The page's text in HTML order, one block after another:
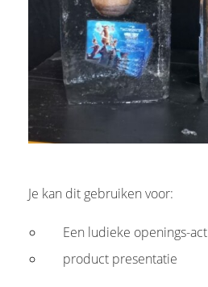
Je kan dit gebruiken voor:
Een ludieke openings-act
product presentatie